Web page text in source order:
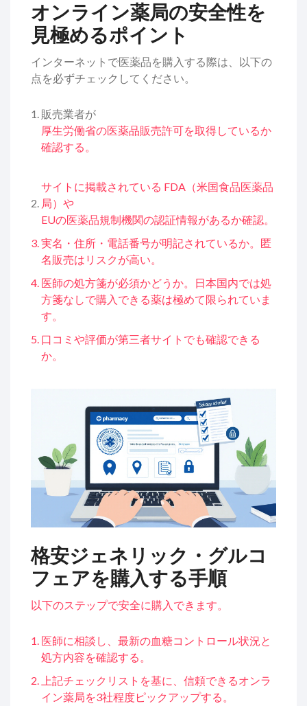
オンライン薬局の安全性を
見極めるポイント
インターネットで医薬品を購入する際は、以下の
点を必ずチェックしてください。
販売業者が
厚生労働省の医薬品販売許可を取得しているか
確認する。
サイトに掲載されている FDA （米国食品医薬品
局） や
EUの医薬品規制機関の認証情報があるか確認。
実名・住所・電話番号が明記されているか。匿
名販売はリスクが高い。
医師の処方箋が必須かどうか。日本国内では処
方箋なしで購入できる薬は極めて限られていま
す。
口コミや評価が第三者サイトでも確認できる
か。
格安ジェネリック・グルコ
フェアを購入する手順
以下のステップで安全に購入できます。
医師に相談し、最新の血糖コントロール状況と
処方内容を確認する。
上記チェックリストを基に、信頼できるオンラ
イン薬局を3社程度ピックアップする。